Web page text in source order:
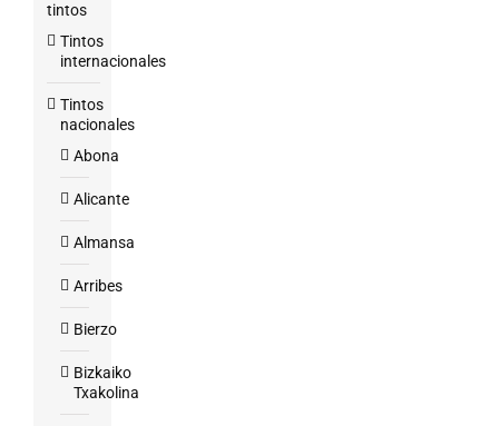
tintos
Tintos
internacionales
Tintos
nacionales
Abona
Alicante
Almansa
Arribes
Bierzo
Bizkaiko
Txakolina